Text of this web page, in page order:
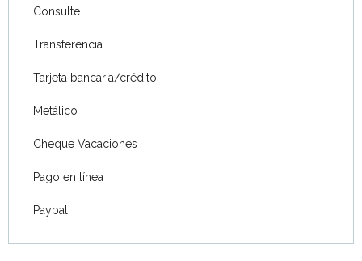
Consulte
Transferencia
Tarjeta bancaria/crédito
Metálico
Cheque Vacaciones
Pago en línea
Paypal